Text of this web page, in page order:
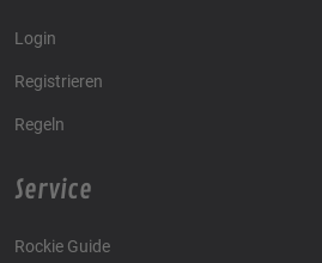
Login
Registrieren
Regeln
Service
Rockie Guide